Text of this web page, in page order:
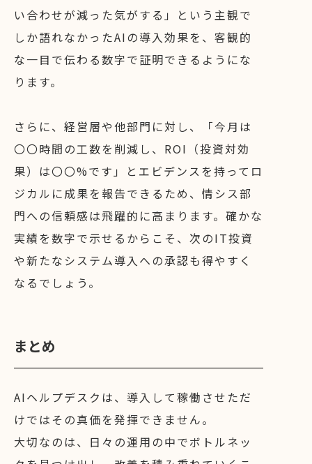
い合わせが減った気がする」という主観で
しか語れなかったAIの導入効果を、客観的
な一目で伝わる数字で証明できるようにな
ります。
さらに、経営層や他部門に対し、「今月は
〇〇時間の工数を削減し、ROI（投資対効
果）は〇〇%です」とエビデンスを持ってロ
ジカルに成果を報告できるため、情シス部
門への信頼感は飛躍的に高まります。確かな
実績を数字で示せるからこそ、次のIT投資
や新たなシステム導入への承認も得やすく
なるでしょう。
まとめ
AIヘルプデスクは、導入して稼働させただ
けではその真価を発揮できません。
大切なのは、日々の運用の中でボトルネッ